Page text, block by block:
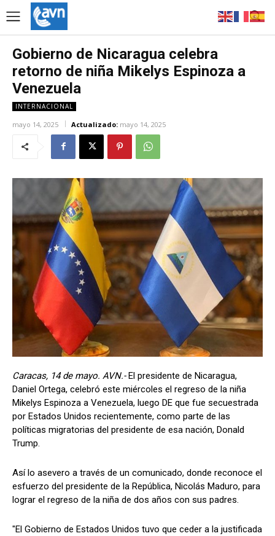
Gobierno de Nicaragua celebra
retorno de niña Mikelys Espinoza a
Venezuela
INTERNACIONAL
mayo 14, 2025 Actualizado: mayo 14, 2025
Caracas, 14 de mayo. AVN.-El presidente de Nicaragua,
Daniel Ortega, celebró este miércoles el regreso de la niña
Mikelys Espinoza a Venezuela, luego DE que fue secuestrada
por Estados Unidos recientemente, como parte de las
políticas migratorias del presidente de esa nación, Donald
Trump.
Así lo asevero a través de un comunicado, donde reconoce el
esfuerzo del presidente de la República, Nicolás Maduro, para
lograr el regreso de la niña de dos años con sus padres.
"El Gobierno de Estados Unidos tuvo que ceder a la justificada